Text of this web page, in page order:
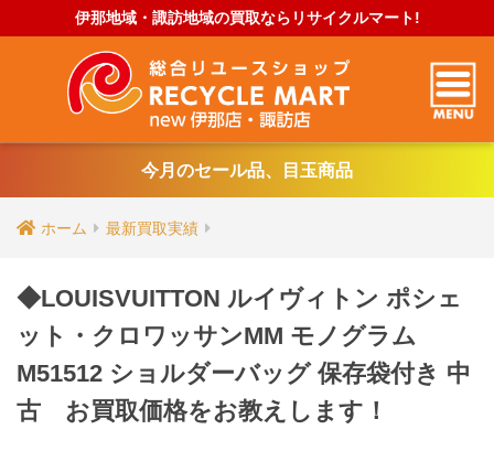
伊那地域・諏訪地域の買取ならリサイクルマート!
今月のセール品、目玉商品
ホーム 最新買取実績
◆LOUISVUITTON ルイヴィトン ポシェ
ット・クロワッサンMM モノグラム
M51512 ショルダーバッグ 保存袋付き 中
古 お買取価格をお教えします！